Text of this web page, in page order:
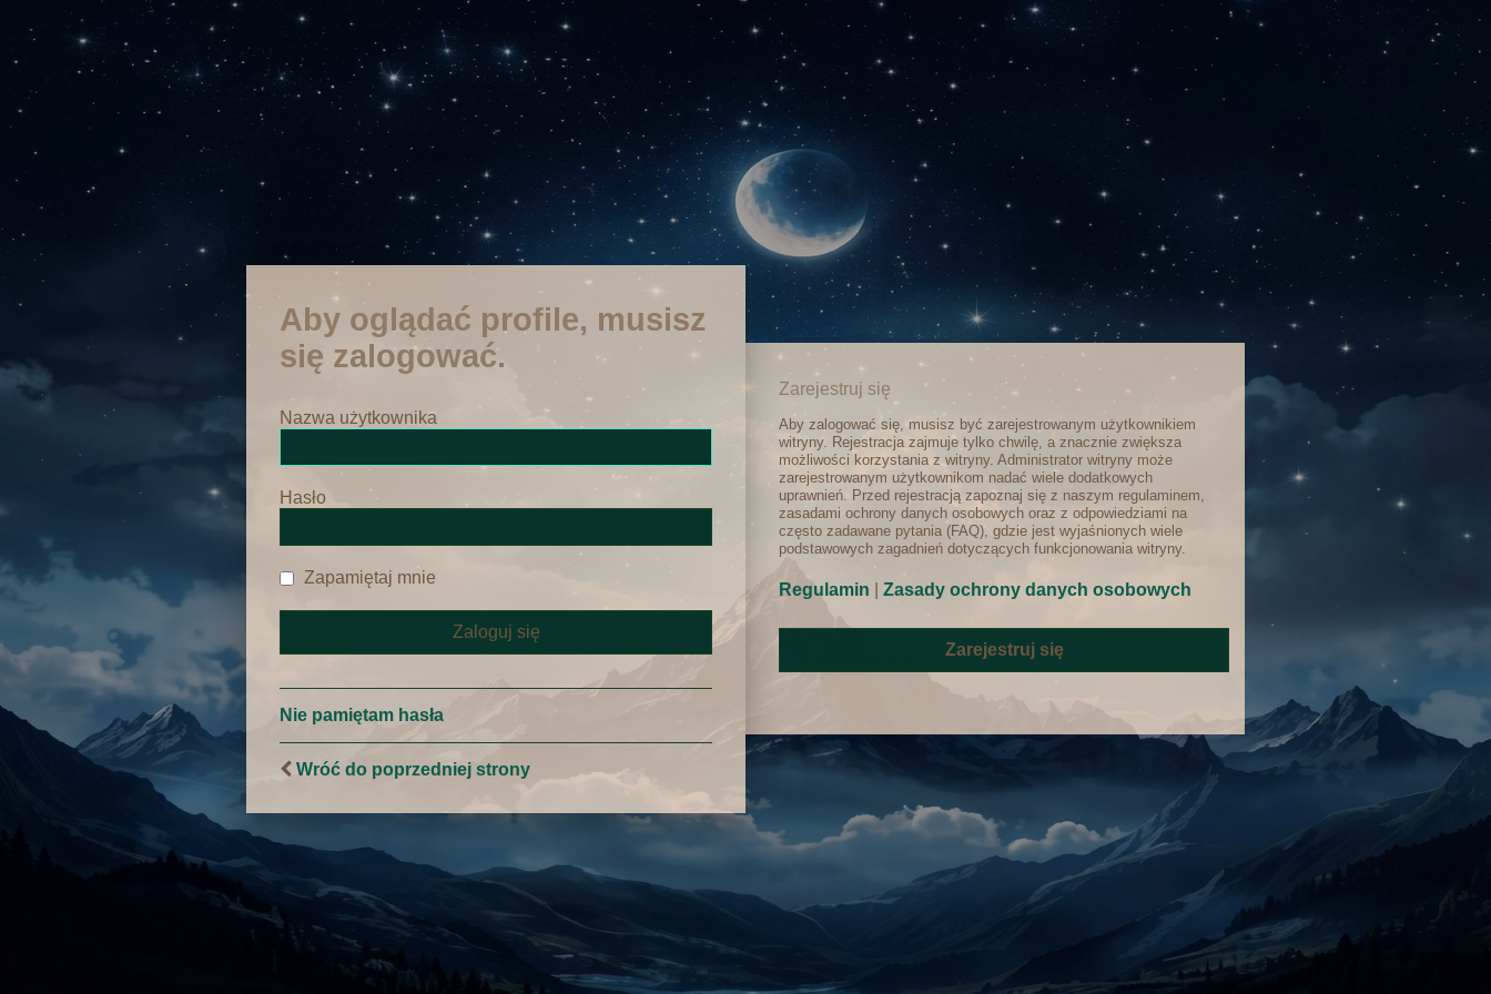
Aby oglądać profile, musisz
się zalogować.
Nazwa użytkownika
Hasło
Zapamiętaj mnie
Nie pamiętam hasła
Wróć do poprzedniej strony
Zarejestruj się
Aby zalogować się, musisz być zarejestrowanym użytkownikiem
witryny. Rejestracja zajmuje tylko chwilę, a znacznie zwiększa
możliwości korzystania z witryny. Administrator witryny może
zarejestrowanym użytkownikom nadać wiele dodatkowych
uprawnień. Przed rejestracją zapoznaj się z naszym regulaminem,
zasadami ochrony danych osobowych oraz z odpowiedziami na
często zadawane pytania (FAQ), gdzie jest wyjaśnionych wiele
podstawowych zagadnień dotyczących funkcjonowania witryny.
Regulamin Zasady ochrony danych osobowych
Zarejestruj się